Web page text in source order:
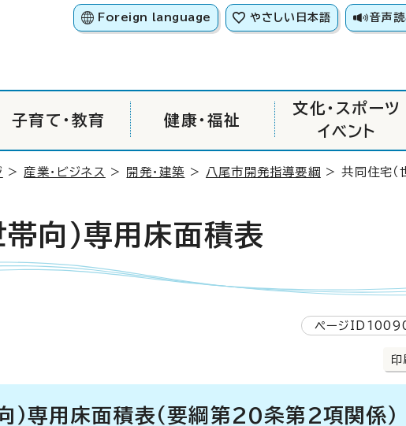
Foreign language やさしい日本語 音声
子育て・教育 健康・福祉
文化・スポーツ
イベント
> 産業・ビジネス > 開発・建築 > 八尾市開発指導要綱 > 共同住宅（
帯向）専用床面積表
ページ
印
）専用床面積表（要綱第20条第2項関係）